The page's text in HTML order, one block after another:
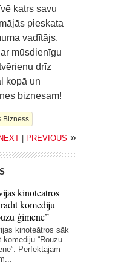
katrs savu
pieskata
vadītājs.
mūsdienīgu
drīz
kopā un
biznesam!
Bizness
| PREVIOUS »
kinoteātros
komēdiju
ģimene”
kinoteātros sāk
komēdiju “Rouzu
Perfektajam